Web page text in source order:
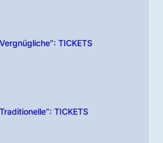
TICKETS
TICKETS